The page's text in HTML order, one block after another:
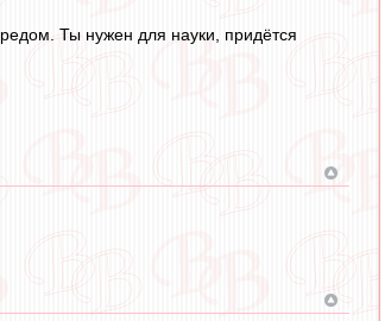
Ты нужен для науки, придётся